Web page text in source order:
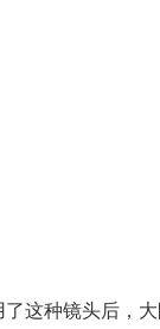
这种镜头后，